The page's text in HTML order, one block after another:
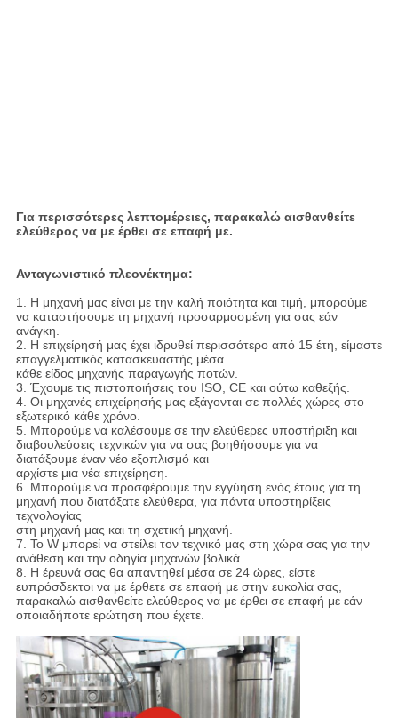
Για περισσότερες λεπτομέρειες, παρακαλώ αισθανθείτε
ελεύθερος να με έρθει σε επαφή με.
Ανταγωνιστικό πλεονέκτημα:
1. Η μηχανή μας είναι με την καλή ποιότητα και τιμή, μπορούμε
να καταστήσουμε τη μηχανή προσαρμοσμένη για σας εάν
ανάγκη.
2. Η επιχείρησή μας έχει ιδρυθεί περισσότερο από 15 έτη, είμαστε
επαγγελματικός κατασκευαστής μέσα
κάθε είδος μηχανής παραγωγής ποτών.
3. Έχουμε τις πιστοποιήσεις του ISO, CE και ούτω καθεξής.
4. Οι μηχανές επιχείρησής μας εξάγονται σε πολλές χώρες στο
εξωτερικό κάθε χρόνο.
5. Μπορούμε να καλέσουμε σε την ελεύθερες υποστήριξη και
διαβουλεύσεις τεχνικών για να σας βοηθήσουμε για να
διατάξουμε έναν νέο εξοπλισμό και
αρχίστε μια νέα επιχείρηση.
6. Μπορούμε να προσφέρουμε την εγγύηση ενός έτους για τη
μηχανή που διατάξατε ελεύθερα, για πάντα υποστηρίξεις
τεχνολογίας
στη μηχανή μας και τη σχετική μηχανή.
7. Το W μπορεί να στείλει τον τεχνικό μας στη χώρα σας για την
ανάθεση και την οδηγία μηχανών βολικά.
8. Η έρευνά σας θα απαντηθεί μέσα σε 24 ώρες, είστε
ευπρόσδεκτοι να με έρθετε σε επαφή με στην ευκολία σας,
παρακαλώ αισθανθείτε ελεύθερος να με έρθει σε επαφή με εάν
οποιαδήποτε ερώτηση που έχετε.